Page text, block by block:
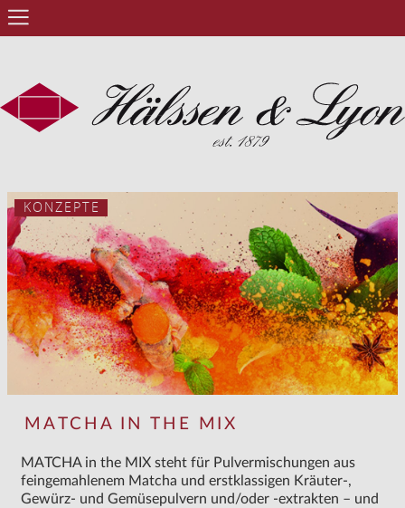
KONZEPTE
MATCHA IN THE MIX
MATCHA in the MIX steht für Pulvermischungen aus
feingemahlenem Matcha und erstklassigen Kräuter-,
Gewürz- und Gemüsepulvern und/oder -extrakten – und